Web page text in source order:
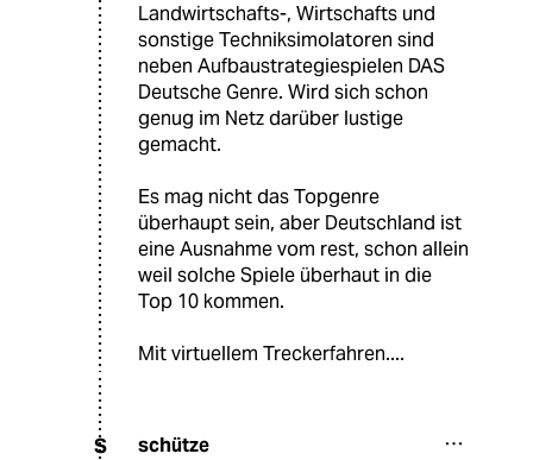
Landwirtschafts-, Wirtschafts und
sonstige Techniksimolatoren sind
neben Aufbaustrategiespielen DAS
Deutsche Genre. Wird sich schon
genug im Netz darüber lustige
gemacht.
Es mag nicht das Topgenre
überhaupt sein, aber Deutschland ist
eine Ausnahme vom rest, schon allein
weil solche Spiele überhaut in die
Top 10 kommen.
Mit virtuellem Treckerfahren....
S schütze